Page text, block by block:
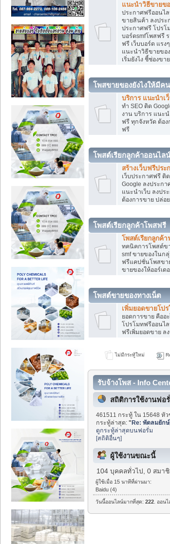
แนะนำวิธีขายข
ประกาศฟรีออนไ
ขายสินค้า ลงประ
ประกาศฟรี โปรโ
บอร์ดsmfโพสฟรี
ฟรี เว็บบอร์ด แร
แนะนำวิธีขายขอ
เริ่มยังไง ชี้ช่องข
โพสขายของยังไงให้มีค
บริการ แนะนำเ
ทำ SEO ติด
งาน บริการ แนะน
ฟรี ทุกจังหวัด ต้อ
ฟรี
โพสต์เรียกลูกค้าออนไลน์
สร้างเว็บฟรีประ
เว็บประกาศฟรี ติ
Google ลงประก
แนะนำเว็บ ลงปร
ต้องการขาย ปล่อ
โพสต์เรียกลูกค้าโพสฟรี
โพสต์เรียกลูกค้า
ทคนิคการโพสต์ข
smf ขายของในก
ฟรีแคปชั่นโพสขา
ขายของให้ออร์เด
โพสต์ขายของทางเน็ต
เพิ่มยอดขายโป
ยอดการขาย คืออ
โปรโมทฟรีออนไ
ฟรีเพิ่มยอดขาย ล
ไม่มีกระทู้ใหม่
รับจ้างโพส - Info
สถิติการใช้งานฟอ
461511 กระทู้ ใน 15648
กระทู้ล่าสุด:"Re: พัดลมยัก
ดูกระทู้ล่าสุดบนฟอรั่ม
[สถิติอื่นๆ]
ผู้ใช้งานขณะนี้
104 บุคคลทั่วไป, 0 สมา
ผู้ใช้เมื่อ 15 นาทีที่ผ่านมา:
Baidu (4)
วันนี้ออนไลน์มากที่สุด:222 . ออน